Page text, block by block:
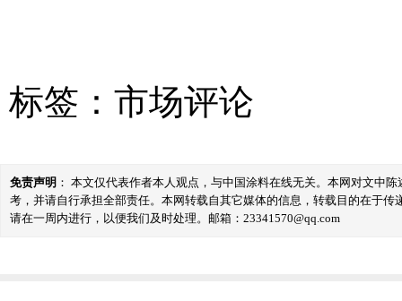
标签： 市场评论
免责声明 ： 本文仅代表作者本人观点，与中国涂料在线无关。本网对文中
考，并请自行承担全部责任。本网转载自其它媒体的信息，转载目的在于
请在一周内进行，以便我们及时处理。邮箱：23341570@qq.com